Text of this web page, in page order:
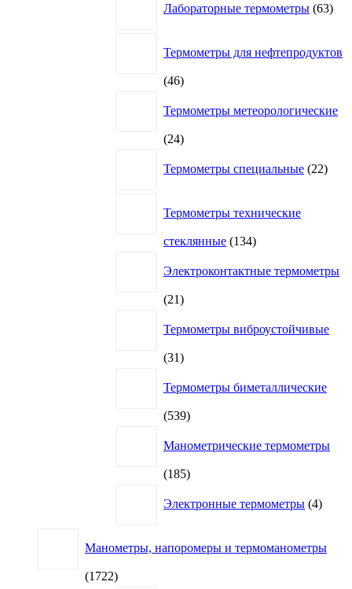
Лабораторные термометры 63
Термометры для нефтепродуктов
4646
Термометры метеорологические
2424
Термометры специальные 22
Термометры технические
стеклянные 134134
Электроконтактные термометры
2121
Термометры виброустойчивые
3131
Термометры биметаллические
539539
Манометрические термометры
185185
Электронные термометры 4товара
Манометры, напоромеры и термоманометры
17221722